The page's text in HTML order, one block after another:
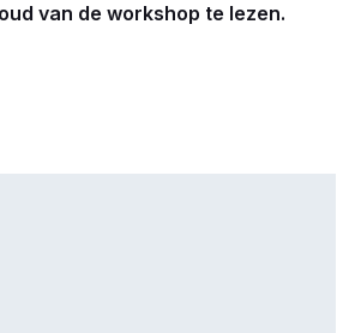
van de workshop te lezen.